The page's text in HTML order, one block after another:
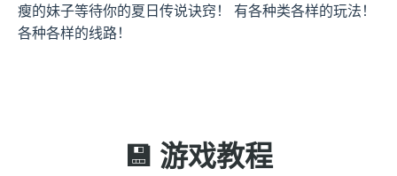
瘦的妹子等待你的夏日传说诀窍！ 有各种类各样的玩法！
各种各样的线路！
💾 游戏教程